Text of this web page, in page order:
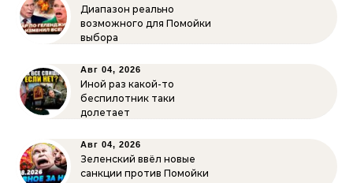
Диапазон реально
возможного для Помойки
выбора
Авг 04, 2026
Иной раз какой-то
беспилотник таки
долетает
Авг 04, 2026
Зеленский ввёл новые
санкции против Помойки